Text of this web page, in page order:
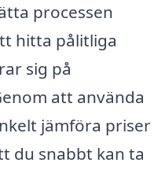
processen
hitta pålitliga
sig på
att använda
jämföra priser
du snabbt kan ta